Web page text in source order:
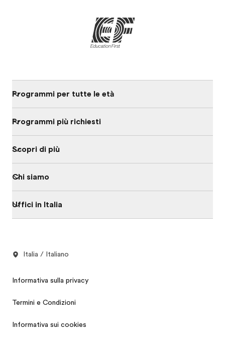
Programmi per tutte le età
Programmi più richiesti
Scopri di più
Chi siamo
Uffici in Italia
Italia / Italiano
Informativa sulla privacy
Termini e Condizioni
Informativa sui cookies